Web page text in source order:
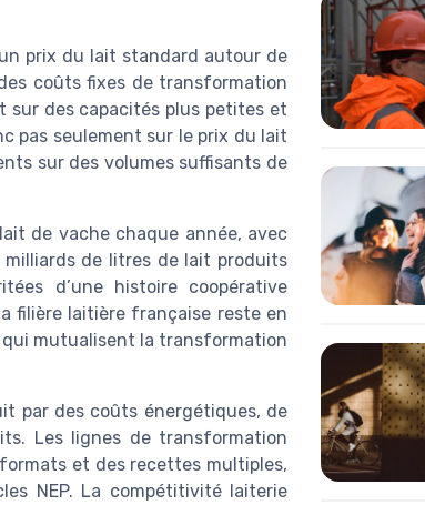
prix du lait standard autour de
coûts fixes de transformation
sur des capacités plus petites et
pas seulement sur le prix du lait
sur des volumes suffisants de
de vache chaque année, avec
de litres de lait produits
d’une histoire coopérative
filière laitière française reste en
qui mutualisent la transformation
par des coûts énergétiques, de
Les lignes de transformation
et des recettes multiples,
NEP. La compétitivité laiterie